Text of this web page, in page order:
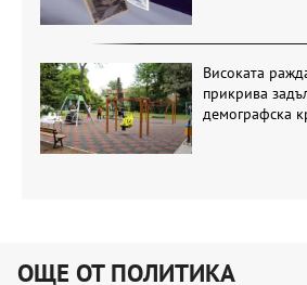
Високата
прикрива
демографска
ОЩЕ ОТ ПОЛИТИКА